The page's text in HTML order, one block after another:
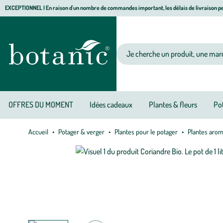
Aller
navigation
Aller
principal
Aller
de
page
EXCEPTIONNEL I En raison d'un nombre de commandes important, les délais de livraison
Votre recherche
OFFRES DU MOMENT Idées cadeaux Plantes & fleurs
Accueil Potager & verger Plantes pour le potager Plantes